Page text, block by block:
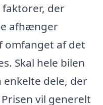
der
afhænger
omfanget af det
Skal hele bilen
enkelte dele, der
vil generelt